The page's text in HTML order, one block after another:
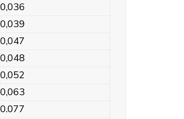
0,036
0,039
0,047
0,048
0,052
0,063
0.077